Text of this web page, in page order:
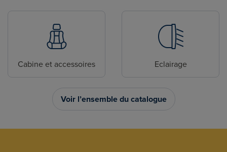
Cabine et accessoires Eclairage
Voir l’ensemble du catalogue